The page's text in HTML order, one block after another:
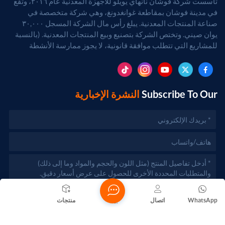
قوي للغاية. السيناريو الثاني: الأداة المثلى لإنقاص الوزن في
المركبات الكهربائية الصغيرة والتنقللكي تقطع المركبات
الكهربائية الصغيرة وأدوات التنقل الكهربائية شوطاً طويلاً، يُعدّ
"تخفيف الوزن" هو المفتاح. فالألومنيوم أخف وزناً بنحو الثلثين
من الفولاذ، مما يجعله الخيار الأمثل لشركات صناعة
السيارات.مع ذلك، يجب أن تكون هذه الأجزاء خفيفة الوزن ومتينة
للغاية. ولتلبية هذه المتطلبات الصارمة، نستخدم ألومنيوم عالي
الأمثلة على ذلك منتجاتنا هيكل دراجة كهربائية/سكوتر مخصص,
للصدمات حوامل محرك من الألومنيومفهي توفر مقاومة فائقة
مثالي. السيناريو الثالث: "أجهزة ذكية" بتصميمات جمالية فاخرة
ومعالجات قويةإذا كان لديك قفل ذكي عالي الجودة على بابك،
فمن المرجح جدًا أن يكون غلافه مكونًا مصنوعًا بالكامل من
الألومنيوم باستخدام تقنية CNC.تتميز الأقفال الذكية باحتوائها
على لوحات دوائر دقيقة، وتتطلب مقاومة ممتازة للغبار والماء
في مدينة فوشان بمقاطعة غوانغدونغ، وهي شركة متخصصة في
صناعة المنتجات المعدنية. يبلغ رأس مال الشركة المسجل ٣٠,٠٠٠
يوان صيني. وتختص الشركة بتصنيع وبيع المنتجات المعدنية. (بالنسبة
للمشاريع التي تتطلب موافقة قانونية، لا يجوز ممارسة الأنشطة
Subscribe To Our النشرة الإخبارية
منتجات WhatsApp اتصال